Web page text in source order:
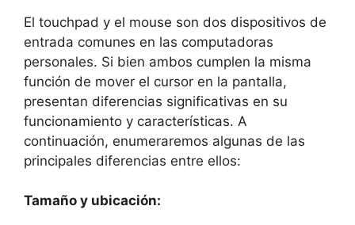
El ​touchpad y el⁤ mouse son ‍dos dispositivos⁢ de
entrada comunes en las computadoras
personales. Si bien ambos cumplen ⁤la misma
función de ‌mover el cursor ‍en la pantalla,
presentan ‌diferencias significativas en⁣ su
funcionamiento y características. A
continuación, enumeraremos algunas ​de las
principales diferencias entre ellos:
Tamaño​ y ubicación: